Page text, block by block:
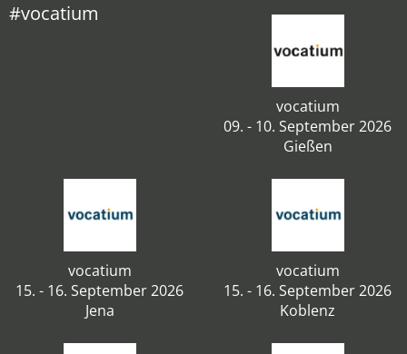
#vocatium
vocatium
09. - 10. September 2026
Gießen
vocatium
15. - 16. September 2026
Jena
vocatium
15. - 16. September 2026
Koblenz